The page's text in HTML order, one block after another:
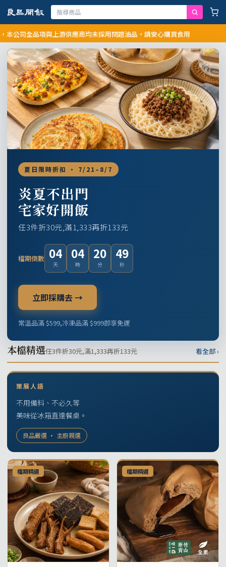
全品項與上游供應商均未採用問題油品，請安心購買食用
夏日限時折扣 · 7/21–8/7
炎夏不出門
宅家好開飯
任3件折30元,滿1,333再折133元
檔期倒數 04
天
04
時
20
分
48
秒
立即採購去 →
常溫品滿 $599,冷凍品滿 $999即享免運
本檔精選任3件折30元,滿1,333再折133元 看全部 ›
策展人語
不用備料、不必久等
美味從冰箱直達餐桌。
良品嚴選 · 主廚親選
檔期精選 檔期精選